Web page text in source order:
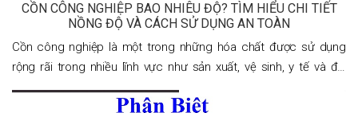
CỒN CÔNG NGHIỆP BAO NHIÊU ĐỘ? TÌM HIỂU CHI TIẾT
NỒNG ĐỘ VÀ CÁCH SỬ DỤNG AN TOÀN
Cồn công nghiệp là một trong những hóa chất được sử dụng
rộng rãi trong nhiều lĩnh vực như sản xuất, vệ sinh, y tế và đời
sống hàng ngày. Tuy nhiên, một trong những câu hỏi được nhiều